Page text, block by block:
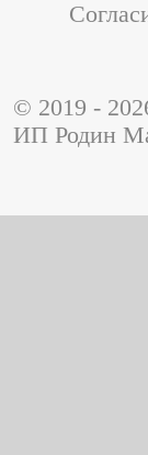
© 2019 -
ИП Родин